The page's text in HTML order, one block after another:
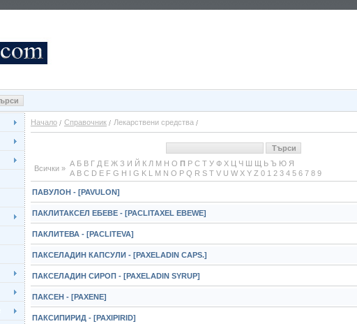
Начало Справочник Лекарствени средства
Всички »
А Б В Г Д Е Ж З И Й К Л М Н О П Р С Т У Ф Х Ц Ч Ш Щ Ь Ъ Ю Я
A B C D E F G H I G K L M N O P Q R S T V U W X Y Z 0 1 2 3 4 5 6 7 8 9
ПАВУЛОН - [PAVULON]
ПАКЛИТАКСЕЛ ЕБЕВЕ - [PACLITAXEL EBEWE]
ПАКЛИТЕВА - [PACLITEVA]
ПАКСЕЛАДИН КАПСУЛИ - [PAXELADIN CAPS.]
ПАКСЕЛАДИН СИРОП - [PAXELADIN SYRUP]
ПАКСЕН - [PAXENE]
ПАКСИПИРИД - [PAXIPIRID]